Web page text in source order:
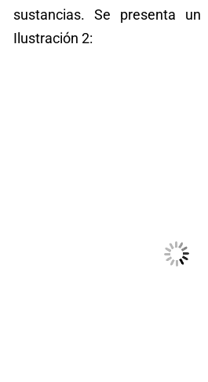
sustancias. Se presenta
Ilustración 2: